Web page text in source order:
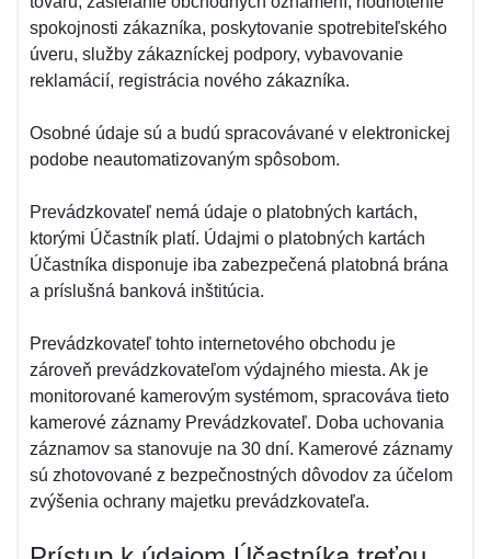
spokojnosti zákazníka, poskytovanie spotrebiteľského
úveru, služby zákazníckej podpory, vybavovanie
reklamácií, registrácia nového zákazníka.
Osobné údaje sú a budú spracovávané v elektronickej
podobe neautomatizovaným spôsobom.
Prevádzkovateľ nemá údaje o platobných kartách,
ktorými Účastník platí. Údajmi o platobných kartách
Účastníka disponuje iba zabezpečená platobná brána
a príslušná banková inštitúcia.
Prevádzkovateľ tohto internetového obchodu je
zároveň prevádzkovateľom výdajného miesta. Ak je
monitorované kamerovým systémom, spracováva tieto
kamerové záznamy Prevádzkovateľ. Doba uchovania
záznamov sa stanovuje na 30 dní. Kamerové záznamy
sú zhotovované z bezpečnostných dôvodov za účelom
zvýšenia ochrany majetku prevádzkovateľa.